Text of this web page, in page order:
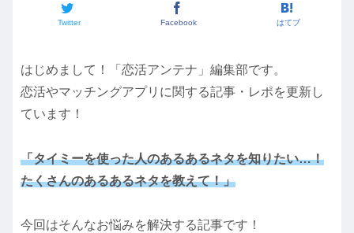
Twitter Facebook はてブ
はじめまして！「恋活アンテナ」編集部です。
恋活やマッチングアプリに関する記事・レポを更新し
ています！
「タイミーを使った人のあるあるネタを知りたい…！
たくさんのあるあるネタを教えて！」
今回はそんなお悩みを解決する記事です！